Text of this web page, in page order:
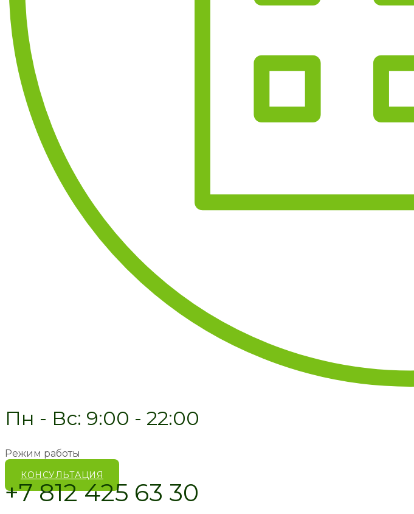
Пн - Вс: 9:00 - 22:00
Режим работы
КОНСУЛЬТАЦИЯ
+7 812 425 63 30